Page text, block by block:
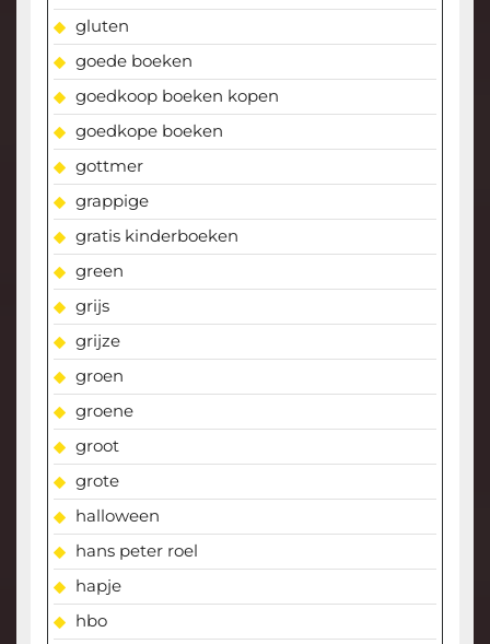
gluten
goede boeken
goedkoop boeken kopen
goedkope boeken
gottmer
grappige
gratis kinderboeken
green
grijs
grijze
groen
groene
groot
grote
halloween
hans peter roel
hapje
hbo